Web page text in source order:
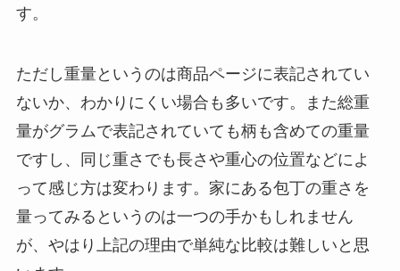
す。
ただし重量というのは商品ページに表記されてい
ないか、わかりにくい場合も多いです。また総重
量がグラムで表記されていても柄も含めての重量
ですし、同じ重さでも長さや重心の位置などによ
って感じ方は変わります。家にある包丁の重さを
量ってみるというのは一つの手かもしれません
が、やはり上記の理由で単純な比較は難しいと思